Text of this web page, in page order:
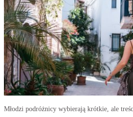
Młodzi podróżnicy wybierają krótkie, ale